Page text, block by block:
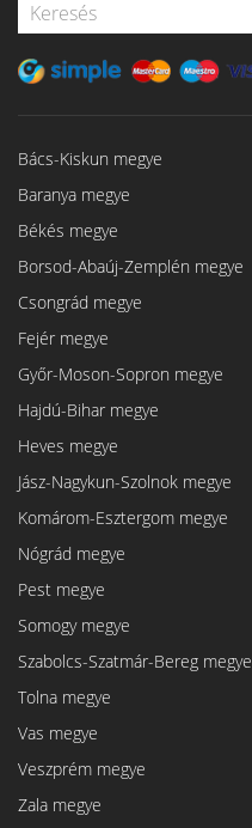
Bács-Kiskun megye
Baranya megye
Békés megye
Borsod-Abaúj-Zemplén megye
Csongrád megye
Fejér megye
Győr-Moson-Sopron megye
Hajdú-Bihar megye
Heves megye
Jász-Nagykun-Szolnok megye
Komárom-Esztergom megye
Nógrád megye
Pest megye
Somogy megye
Szabolcs-Szatmár-Bereg megye
Tolna megye
Vas megye
Veszprém megye
Zala megye